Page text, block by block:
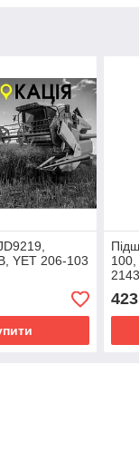
YET 206-103
423